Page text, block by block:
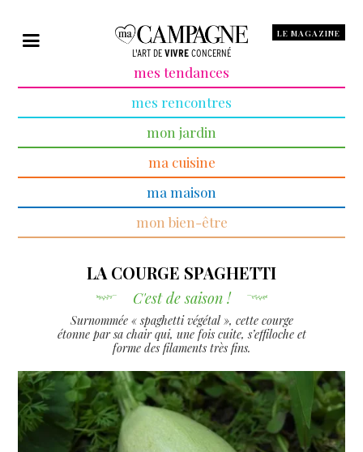
L'ART DE VIVRE CONCERNÉ
LE MAGAZINE
mes tendances
mes rencontres
mon jardin
ma cuisine
ma maison
mon bien-être
LA COURGE SPAGHETTI
C'est de saison !
Surnommée « spaghetti végétal », cette courge
étonne par sa chair qui, une fois cuite, s’effiloche et
forme des filaments très fins.